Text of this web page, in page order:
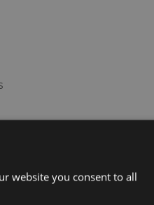
website you consent to all